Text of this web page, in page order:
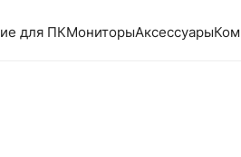
для ПКМониторыАксессуары